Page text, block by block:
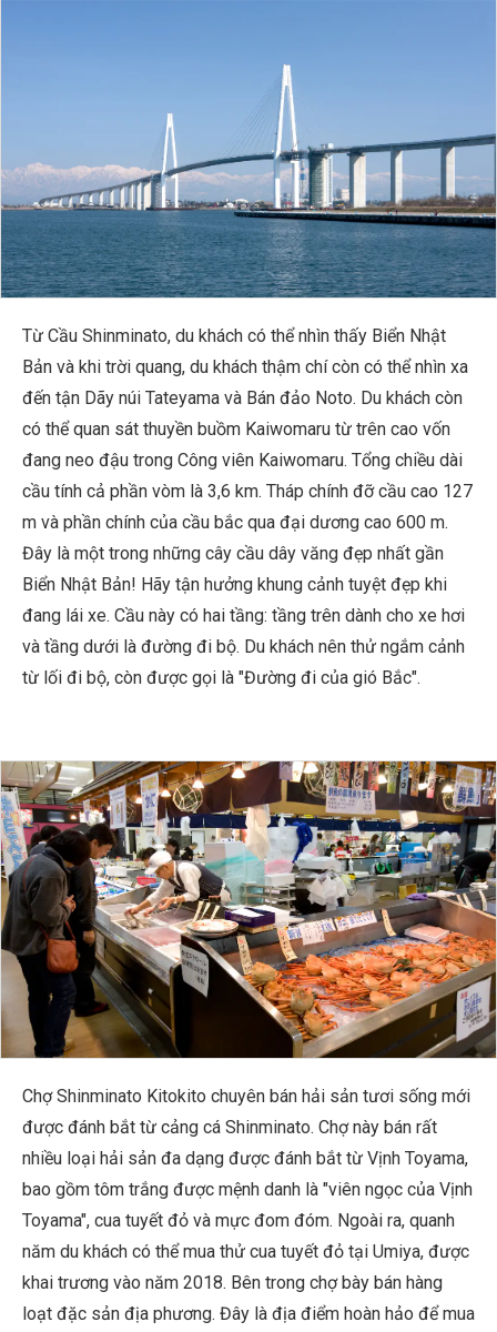
Từ Cầu Shinminato, du khách có thể nhìn thấy Biển Nhật
Bản và khi trời quang, du khách thậm chí còn có thể nhìn xa
đến tận Dãy núi Tateyama và Bán đảo Noto. Du khách còn
có thể quan sát thuyền buồm Kaiwomaru từ trên cao vốn
đang neo đậu trong Công viên Kaiwomaru. Tổng chiều dài
cầu tính cả phần vòm là 3,6 km. Tháp chính đỡ cầu cao 127
m và phần chính của cầu bắc qua đại dương cao 600 m.
Đây là một trong những cây cầu dây văng đẹp nhất gần
Biển Nhật Bản! Hãy tận hưởng khung cảnh tuyệt đẹp khi
đang lái xe. Cầu này có hai tầng: tầng trên dành cho xe hơi
và tầng dưới là đường đi bộ. Du khách nên thử ngắm cảnh
từ lối đi bộ, còn được gọi là "Đường đi của gió Bắc".
Chợ Shinminato Kitokito chuyên bán hải sản tươi sống mới
được đánh bắt từ cảng cá Shinminato. Chợ này bán rất
nhiều loại hải sản đa dạng được đánh bắt từ Vịnh Toyama,
bao gồm tôm trắng được mệnh danh là "viên ngọc của Vịnh
Toyama", cua tuyết đỏ và mực đom đóm. Ngoài ra, quanh
năm du khách có thể mua thử cua tuyết đỏ tại Umiya, được
khai trương vào năm 2018. Bên trong chợ bày bán hàng
loạt đặc sản địa phương. Đây là địa điểm hoàn hảo để mua